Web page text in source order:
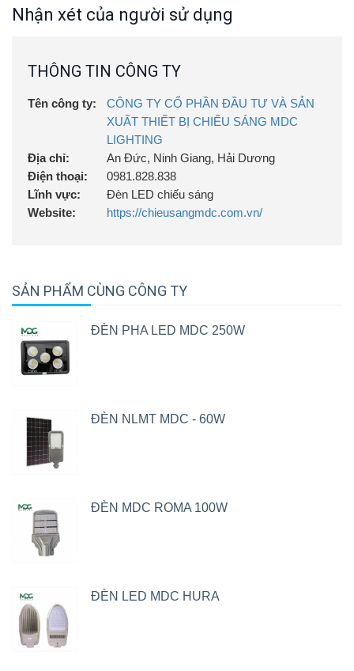
Nhận xét của người sử dụng
THÔNG TIN CÔNG TY
Tên công ty:
CÔNG TY CỔ PHẦN ĐẦU TƯ VÀ SẢN
XUẤT THIẾT BỊ CHIẾU SÁNG MDC
LIGHTING
Địa chỉ:
An Đức, Ninh Giang, Hải Dương
Điện thoại:
0981.828.838
Lĩnh vực:
Đèn LED chiếu sáng
Website:
https://chieusangmdc.com.vn/
SẢN PHẨM CÙNG CÔNG TY
ĐÈN PHA LED MDC 250W
ĐÈN NLMT MDC - 60W
ĐÈN MDC ROMA 100W
ĐÈN LED MDC HURA